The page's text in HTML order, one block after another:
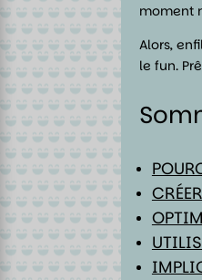
moment
Alors,
le fun.